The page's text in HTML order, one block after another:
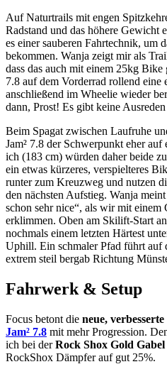
Auf Naturtrails mit engen
Radstand und das höhere Gewicht
es einer sauberen Fahrtechnik, um
bekommen. Wanja zeigt mir als
dass das auch mit einem 25kg Bike
7.8 auf dem Vorderrad rollend
anschließend im Wheelie wieder
dann, Prost! Es gibt keine Ausreden
Beim Spagat zwischen Laufruhe
Jam² 7.8 der Schwerpunkt eher
ich (183 cm) würden daher beide
ein etwas kürzeres, verspielteres
runter zum Kreuzweg und nutzen
den nächsten Aufstieg. Wanja
schon sehr nice“, als wir mit
erklimmen. Oben am Skilift-Start
nochmals einem letzten Härtest
Uphill. Ein schmaler Pfad führt auf
extrem steil bergab Richtung
Fahrwerk & Setup
Focus betont die neue,
Jam² 7.8 mit mehr Progression.
ich bei derRock Shox Gold Gabel
RockShox Dämpfer auf gut 25%.